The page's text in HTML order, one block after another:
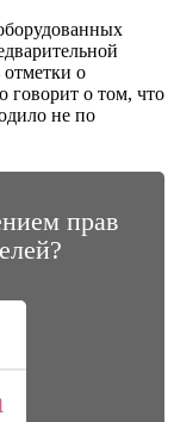
отметки о
о том, что
не по
прав